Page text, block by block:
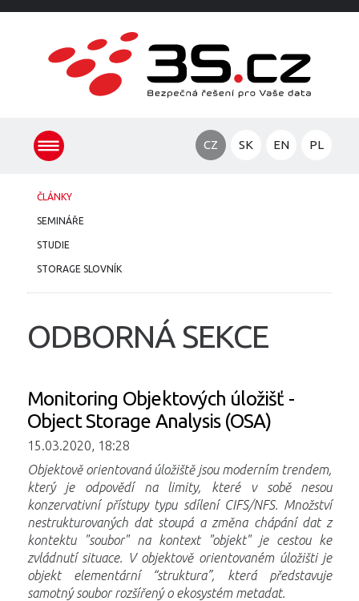
CZ SK EN PL
ČLÁNKY
SEMINÁŘE
STUDIE
STORAGE SLOVNÍK
ODBORNÁ SEKCE
Monitoring Objektových úložišť -
Object Storage Analysis (OSA)
15.03.2020, 18:28
Objektově orientovaná úložiště jsou moderním trendem,
který je odpovědí na limity, které v sobě nesou
konzervativní přístupy typu sdílení CIFS/NFS. Množství
nestrukturovaných dat stoupá a změna chápání dat z
kontektu "soubor" na kontext "objekt" je cestou ke
zvládnutí situace. V objektově orientovaném úložišti je
objekt elementární “struktura”, která představuje
samotný soubor rozšířený o ekosystém metadat.